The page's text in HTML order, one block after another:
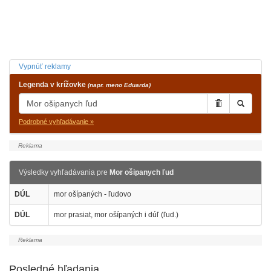
Vypnúť reklamy
Legenda v krížovke (napr. meno Eduarda)
Podrobné vyhľadávanie »
Výsledky vyhľadávania pre Mor ošipanych ľud
DÚL mor ošípaných - ľudovo
DÚL mor prasiat, mor ošípaných i dúľ (ľud.)